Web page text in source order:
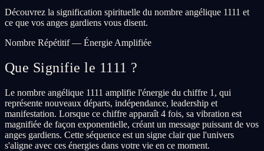
Découvrez la signification spirituelle du nombre angélique 1111 et
ce que vos anges gardiens vous disent.
Nombre Répétitif — Énergie Amplifiée
Que Signifie le 1111 ?
Le nombre angélique 1111 amplifie l'énergie du chiffre 1, qui
représente nouveaux départs, indépendance, leadership et
manifestation. Lorsque ce chiffre apparaît 4 fois, sa vibration est
magnifiée de façon exponentielle, créant un message puissant de vos
anges gardiens. Cette séquence est un signe clair que l'univers
s'aligne avec ces énergies dans votre vie en ce moment.